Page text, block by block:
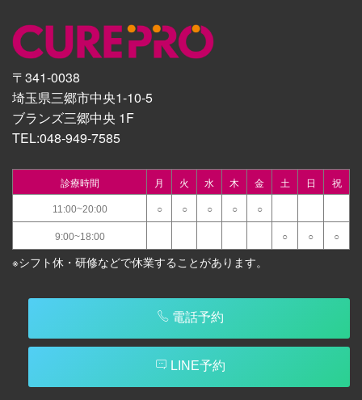
〒341-0038
埼玉県三郷市中央1-10-5
ブランズ三郷中央 1F
TEL:048-949-7585
診療時間 月 火 水 木 金 土 日 祝
11:00~20:00 ○ ○ ○ ○ ○
9:00~18:00 ○ ○ ○
※シフト休・研修などで休業することがあります。
電話予約
LINE予約